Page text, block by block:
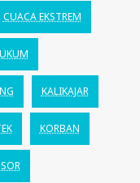
CUACA EKSTREM
KALIKAJAR
KORBAN